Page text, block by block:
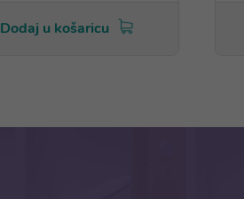
Dodaj u košaricu